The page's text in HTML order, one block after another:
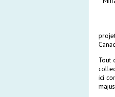
Tout
ici